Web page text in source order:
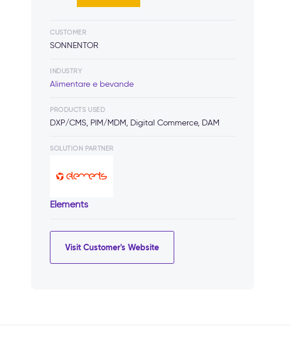
CUSTOMER
SONNENTOR
INDUSTRY
Alimentare e bevande
PRODUCTS USED
DXP/CMS, PIM/MDM, Digital Commerce, DAM
SOLUTION PARTNER
Elements
Visit Customer's Website